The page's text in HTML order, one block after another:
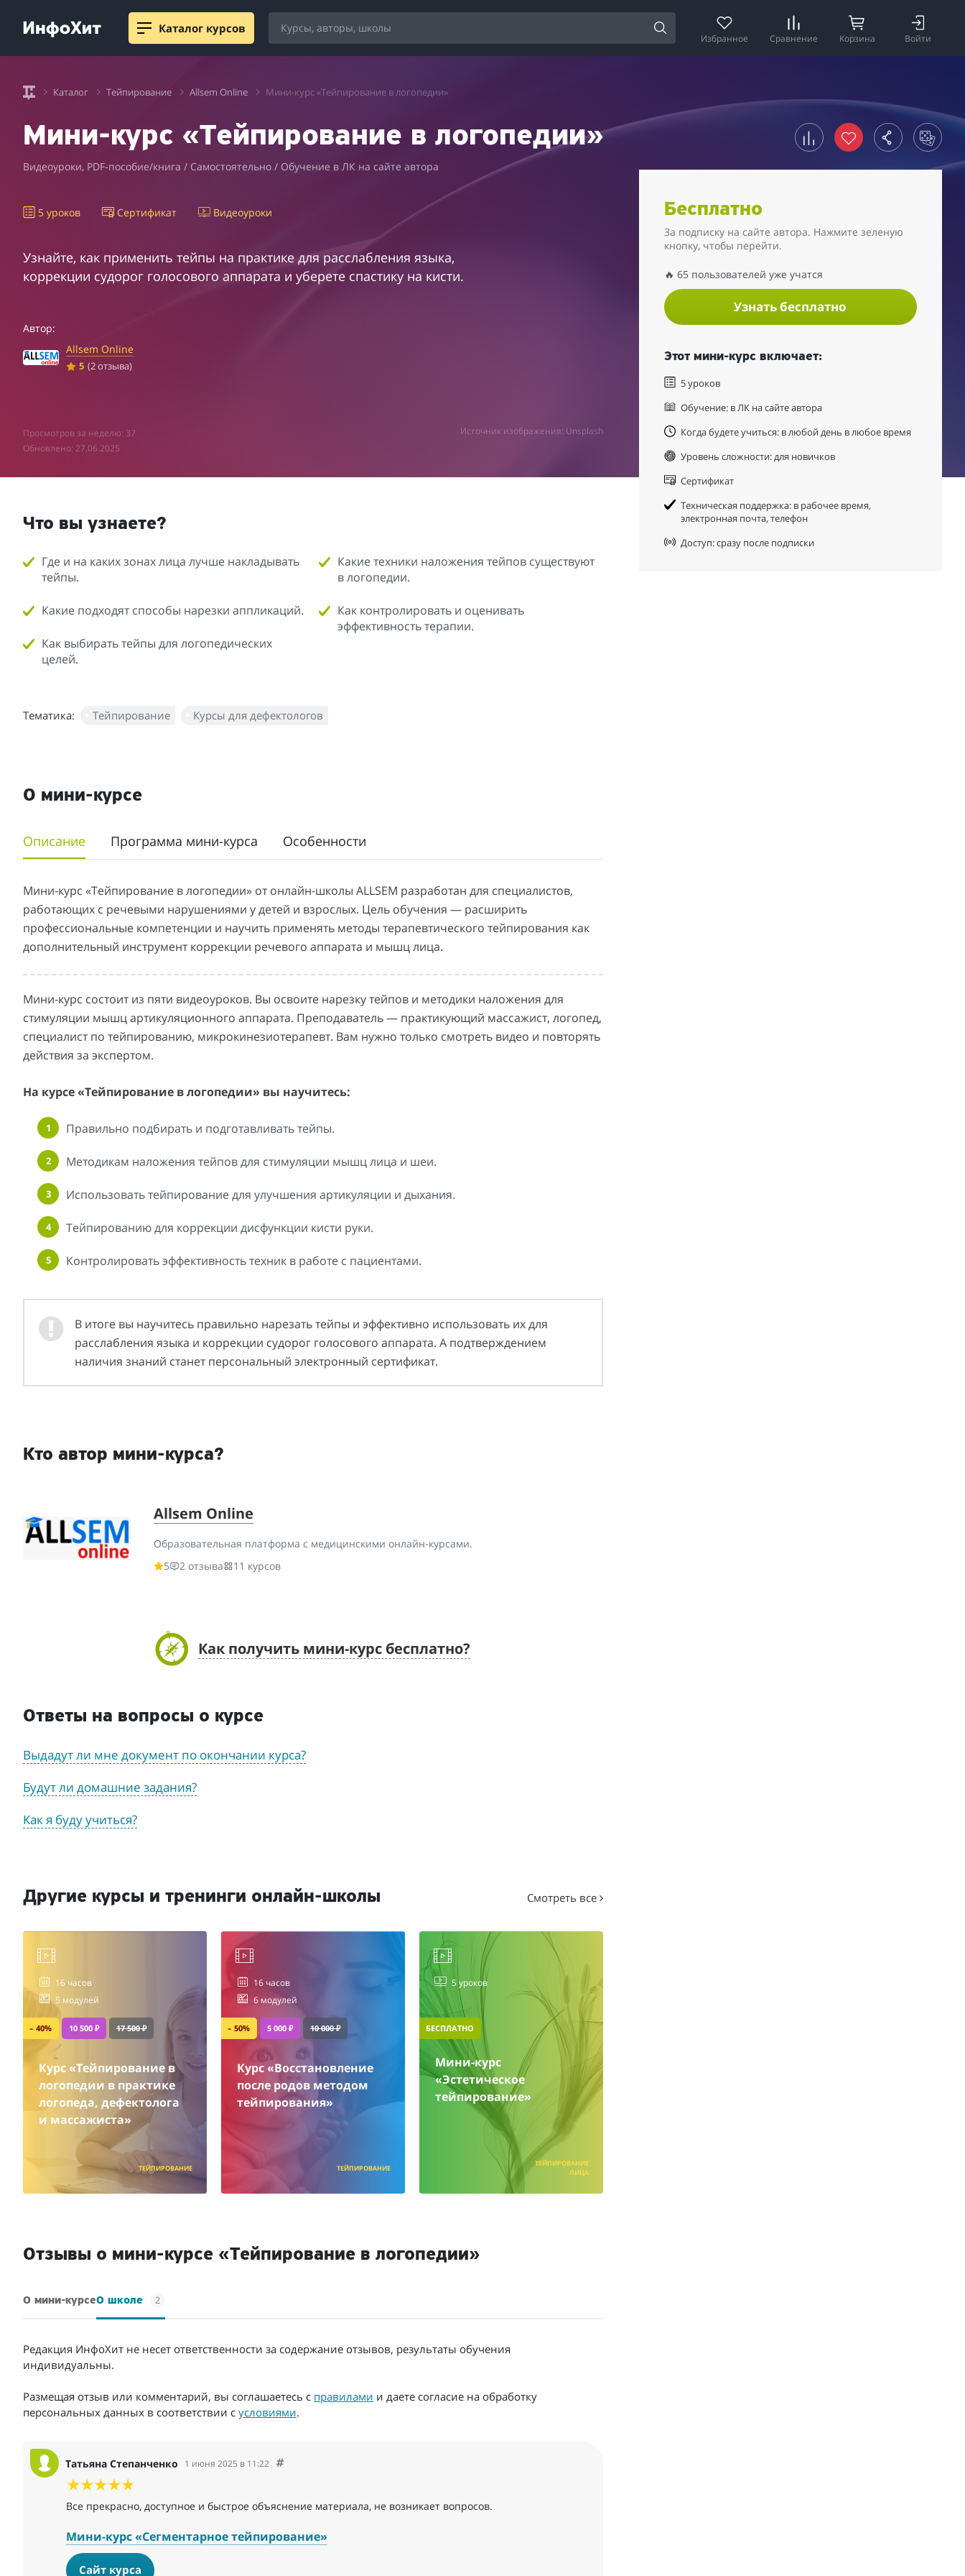
Каталог курсов
Избранное Сравнение Корзина Войти
Каталог Тейпирование Allsem Online Мини-курс «Тейпирование в логопедии»
Мини-курс «Тейпирование в логопедии»
Видеоуроки, PDF-пособие/книга / Самостоятельно / Обучение в ЛК на сайте автора
5 уроков Сертификат Видеоуроки
Узнайте, как применить тейпы на практике для расслабления языка,
коррекции судорог голосового аппарата и уберете спастику на кисти.
Автор:
Allsem Online
5 (2 отзыва)
Просмотров за неделю: 37
Обновлено: 27.06.2025
Источник изображения: Unsplash
Бесплатно
За подписку на сайте автора. Нажмите зеленую
кнопку, чтобы перейти.
🔥 65 пользователей уже учатся
Узнать бесплатно
Этот мини-курс включает:
5 уроков
Обучение: в ЛК на сайте автора
Когда будете учиться: в любой день в любое время
Уровень сложности: для новичков
Сертификат
Техническая поддержка: в рабочее время,
электронная почта, телефон
Доступ: сразу после подписки
Что вы узнаете?
Где и на каких зонах лица лучше накладывать
тейпы.
Какие подходят способы нарезки аппликаций.
Как выбирать тейпы для логопедических
целей.
Какие техники наложения тейпов существуют
в логопедии.
Как контролировать и оценивать
эффективность терапии.
Тематика: Тейпирование Курсы для дефектологов
О мини-курсе
Описание Программа мини-курса Особенности
Мини-курс «Тейпирование в логопедии» от онлайн-школы ALLSEM разработан для специалистов,
работающих с речевыми нарушениями у детей и взрослых. Цель обучения — расширить
профессиональные компетенции и научить применять методы терапевтического тейпирования как
дополнительный инструмент коррекции речевого аппарата и мышц лица.
Мини-курс состоит из пяти видеоуроков. Вы освоите нарезку тейпов и методики наложения для
стимуляции мышц артикуляционного аппарата. Преподаватель — практикующий массажист, логопед,
специалист по тейпированию, микрокинезиотерапевт. Вам нужно только смотреть видео и повторять
действия за экспертом.
На курсе «Тейпирование в логопедии» вы научитесь:
Правильно подбирать и подготавливать тейпы.
Методикам наложения тейпов для стимуляции мышц лица и шеи.
Использовать тейпирование для улучшения артикуляции и дыхания.
Тейпированию для коррекции дисфункции кисти руки.
Контролировать эффективность техник в работе с пациентами.
В итоге вы научитесь правильно нарезать тейпы и эффективно использовать их для
расслабления языка и коррекции судорог голосового аппарата. А подтверждением
наличия знаний станет персональный электронный сертификат.
Кто автор мини-курса?
Allsem Online
Образовательная платформа с медицинскими онлайн-курсами.
5
2 отзыва 11 курсов
Как получить мини-курс бесплатно?
Ответы на вопросы о курсе
Выдадут ли мне документ по окончании курса?
Будут ли домашние задания?
Как я буду учиться?
Другие курсы и тренинги онлайн-школы Смотреть все
– 40% 10 500 ₽ 17 500 ₽
Курс «Тейпирование в
логопедии в практике
логопеда, дефектолога
и массажиста»
16 часов
5 модулей
ТЕЙПИРОВАНИЕ
– 50% 5 000 ₽ 10 000 ₽
Курс «Восстановление
после родов методом
тейпирования»
16 часов
6 модулей
ТЕЙПИРОВАНИЕ
БЕСПЛАТНО
Мини-курс
«Эстетическое
тейпирование»
5 уроков
ТЕЙПИРОВАНИЕ
ЛИЦА
Отзывы о мини-курсе «Тейпирование в логопедии»
О мини-курсеО школе 2
Редакция ИнфоХит не несет ответственности за содержание отзывов, результаты обучения
индивидуальны.
Размещая отзыв или комментарий, вы соглашаетесь с правилами и даете согласие на обработку
персональных данных в соответствии с условиями.
Татьяна Степанченко 1 июня 2025 в 11:22
Все прекрасно, доступное и быстрое объяснение материала, не возникает вопросов.
Мини-курс «Сегментарное тейпирование»
Сайт курса